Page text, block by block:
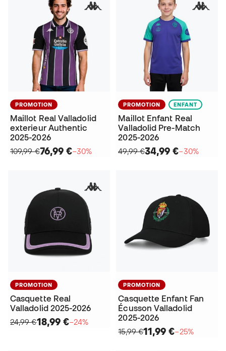
PROMOTION
Maillot Real Valladolid
exterieur Authentic
2025-2026
109,99 €76,99 €−30%
PROMOTION ENFANT
Maillot Enfant Real
Valladolid Pre-Match
2025-2026
49,99 €34,99 €−30%
PROMOTION
Casquette Real
Valladolid 2025-2026
24,99 €18,99 €−24%
PROMOTION
Casquette Enfant Fan
Écusson Valladolid
2025-2026
15,99 €11,99 €−25%